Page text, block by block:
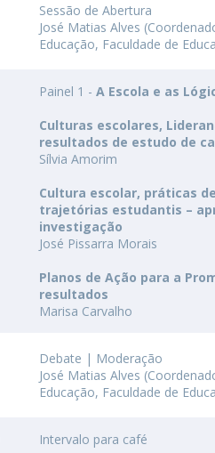
Sessão de Abertura
José Matias Alves
Educação, Faculdade de
Painel 1 -A Escola e as
Culturas escolares,
resultados de estudo de
Sílvia Amorim
Cultura escolar, práticas
trajetórias estudantis –
investigação
José Pissarra Morais
Planos de Ação para a
resultados
Marisa Carvalho
Debate | Moderação
José Matias Alves
Educação, Faculdade de
Intervalo para café